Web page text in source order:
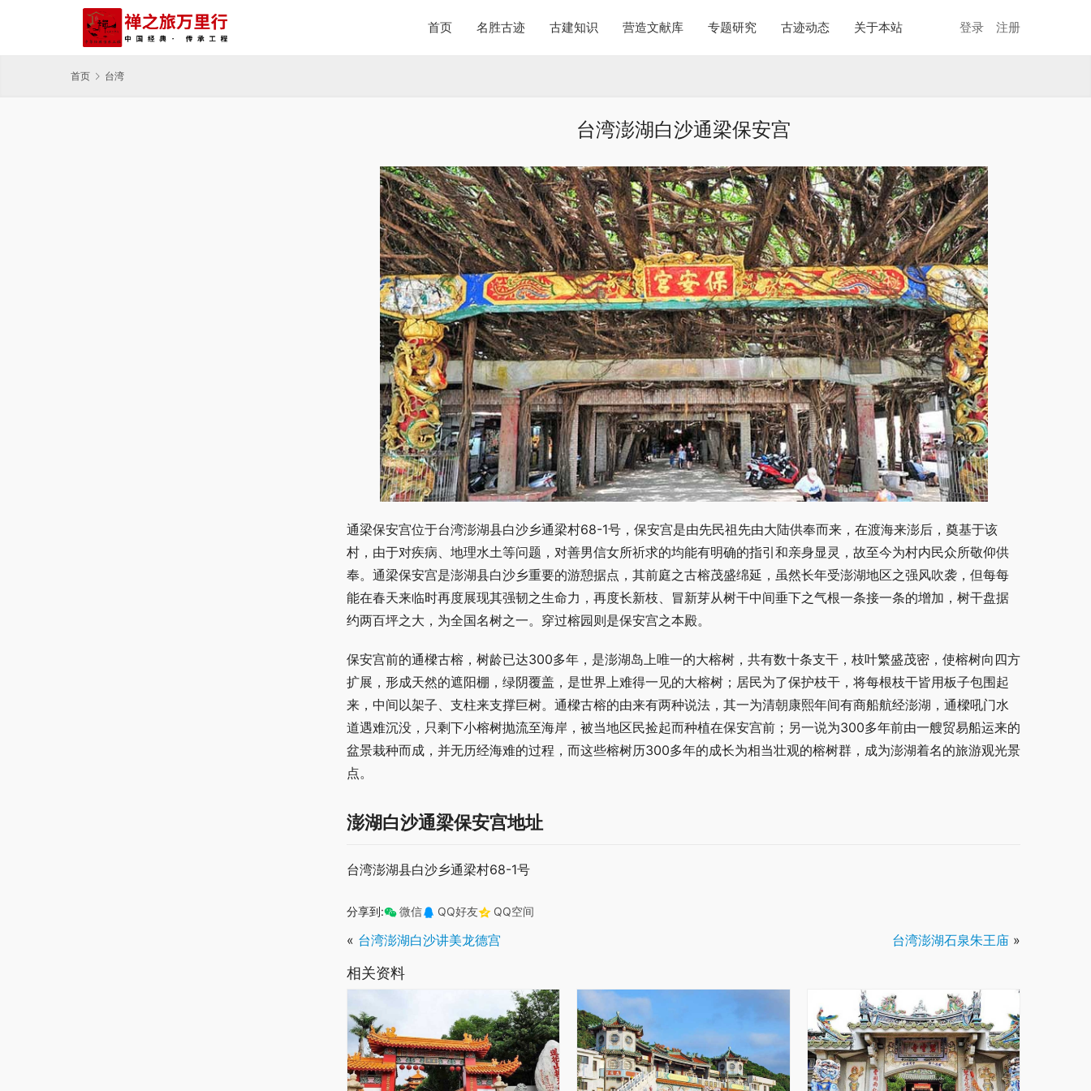
首页 名胜古迹 古建知识 营造文献库 专题研究 古迹动态 关于本站 登录 注册
首页 台湾
台湾澎湖白沙通梁保安宫
通梁保安宫位于台湾澎湖县白沙乡通梁村68-1号，保安宫是由先民祖先由大陆供奉而来，在渡海来澎后，奠基于该
村，由于对疾病、地理水土等问题，对善男信女所祈求的均能有明确的指引和亲身显灵，故至今为村内民众所敬仰供
奉。通梁保安宫是澎湖县白沙乡重要的游憩据点，其前庭之古榕茂盛绵延，虽然长年受澎湖地区之强风吹袭，但每每
能在春天来临时再度展现其强韧之生命力，再度长新枝、冒新芽从树干中间垂下之气根一条接一条的增加，树干盘据
约两百坪之大，为全国名树之一。穿过榕园则是保安宫之本殿。
保安宫前的通樑古榕，树龄已达300多年，是澎湖岛上唯一的大榕树，共有数十条支干，枝叶繁盛茂密，使榕树向四方
扩展，形成天然的遮阳棚，绿阴覆盖，是世界上难得一见的大榕树；居民为了保护枝干，将每根枝干皆用板子包围起
来，中间以架子、支柱来支撑巨树。通樑古榕的由来有两种说法，其一为清朝康熙年间有商船航经澎湖，通樑吼门水
道遇难沉没，只剩下小榕树抛流至海岸，被当地区民捡起而种植在保安宫前；另一说为300多年前由一艘贸易船运来的
盆景栽种而成，并无历经海难的过程，而这些榕树历300多年的成长为相当壮观的榕树群，成为澎湖着名的旅游观光景
点。
澎湖白沙通梁保安宫地址
台湾澎湖县白沙乡通梁村68-1号
分享到: 微信 QQ好友 QQ空间
« 台湾澎湖白沙讲美龙德宫 台湾澎湖石泉朱王庙 »
相关资料